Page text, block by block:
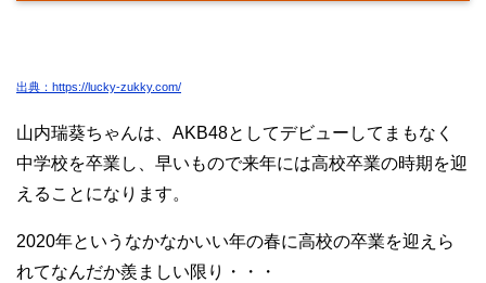
出典：https://lucky-zukky.com/
山内瑞葵ちゃんは、AKB48としてデビューしてまもなく
中学校を卒業し、早いもので来年には高校卒業の時期を迎
えることになります。
2020年というなかなかいい年の春に高校の卒業を迎えら
れてなんだか羨ましい限り・・・